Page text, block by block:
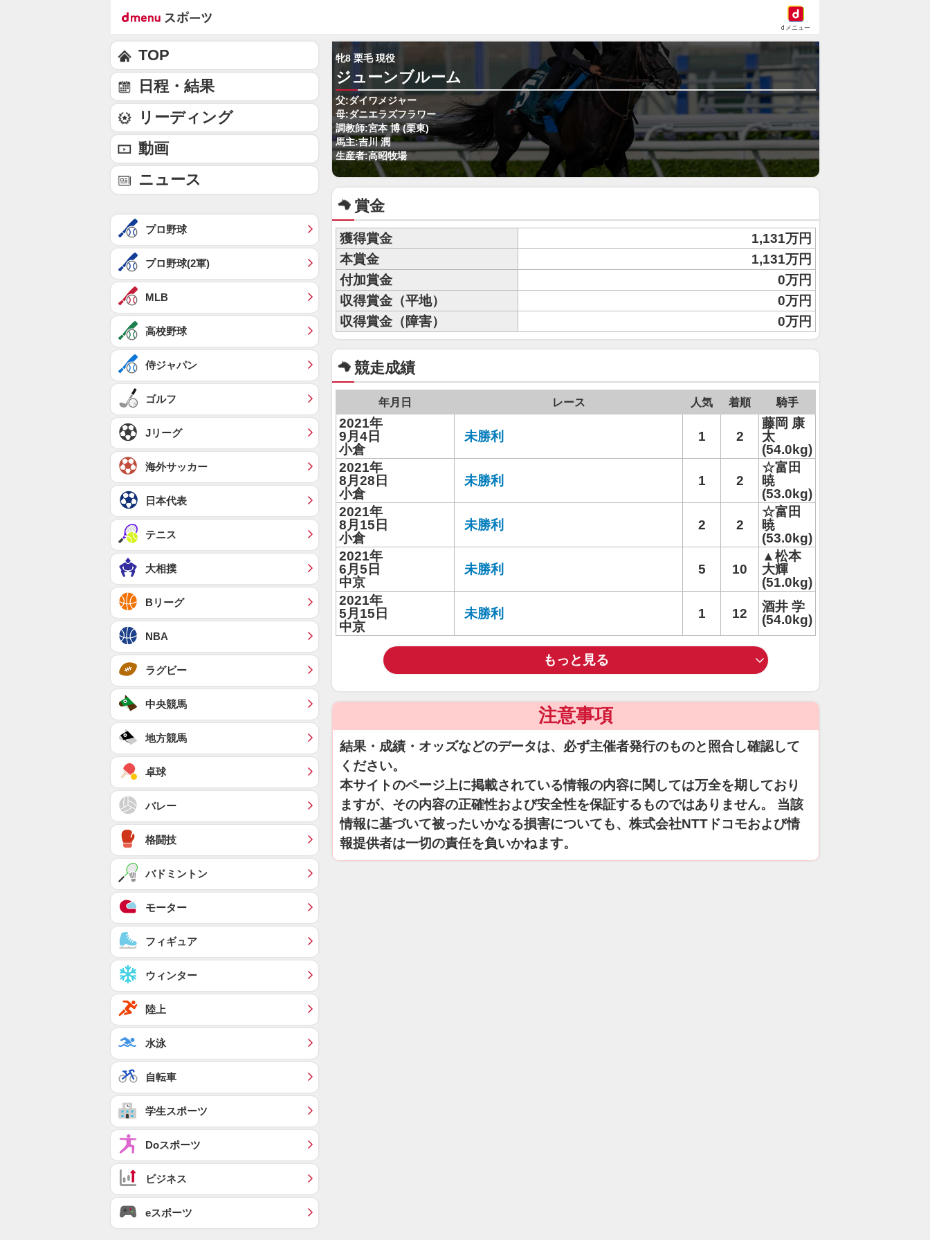
dメニュー
牝8 栗毛 現役
ジューンブルーム
父:ダイワメジャー
母:ダニエラズフラワー
調教師:宮本 博 (栗東)
馬主:吉川 潤
生産者:高昭牧場
賞金
獲得賞金
1,131万円
本賞金
1,131万円
付加賞金
0万円
収得賞金（平地）
0万円
収得賞金（障害）
0万円
競走成績
年月日 レース 人気 着順 騎手
2021年
9月4日
小倉
未勝利 1 2
藤岡 康
太
(54.0kg)
2021年
8月28日
小倉
未勝利 1 2
☆富田
暁
(53.0kg)
2021年
8月15日
小倉
未勝利 2 2
☆富田
暁
(53.0kg)
2021年
6月5日
中京
未勝利 5 10
▲松本
大輝
(51.0kg)
2021年
5月15日
中京
未勝利 1 12
酒井 学
(54.0kg)
もっと見る
注意事項
結果・成績・オッズなどのデータは、必ず主催者発行のものと照合し確認して
ください。
本サイトのページ上に掲載されている情報の内容に関しては万全を期しており
ますが、その内容の正確性および安全性を保証するものではありません。 当該
情報に基づいて被ったいかなる損害についても、株式会社NTTドコモおよび情
報提供者は一切の責任を負いかねます。
TOP
日程・結果
リーディング
動画
ニュース
プロ野球
プロ野球(2軍)
MLB
高校野球
侍ジャパン
ゴルフ
Jリーグ
海外サッカー
日本代表
テニス
大相撲
Bリーグ
NBA
ラグビー
中央競馬
地方競馬
卓球
バレー
格闘技
バドミントン
モーター
フィギュア
ウィンター
陸上
水泳
自転車
学生スポーツ
Doスポーツ
ビジネス
eスポーツ